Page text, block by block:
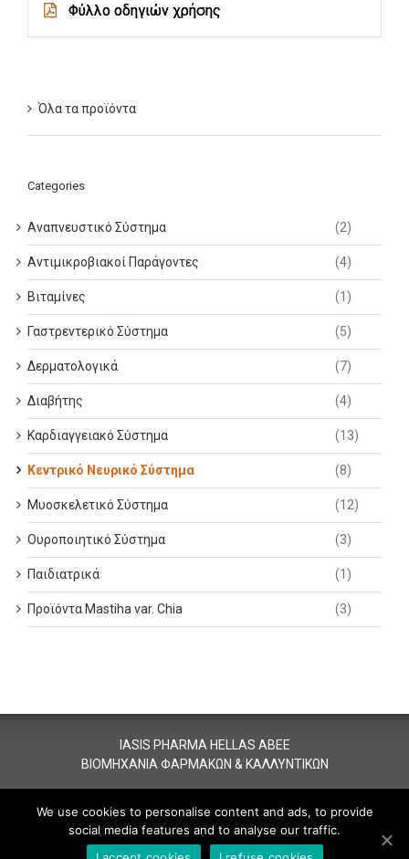
Φύλλο οδηγιών χρήσης
Όλα τα προϊόντα
Categories
Αναπνευστικό Σύστημα (2)
Αντιμικροβιακοί Παράγοντες (4)
Βιταμίνες (1)
Γαστρεντερικό Σύστημα (5)
Δερματολογικά (7)
Διαβήτης (4)
Καρδιαγγειακό Σύστημα (13)
Κεντρικό Νευρικό Σύστημα (8)
Μυοσκελετικό Σύστημα (12)
Ουροποιητικό Σύστημα (3)
Παιδιατρικά (1)
Προϊόντα Mastiha var. Chia (3)
IASIS PHARMA HELLAS ABEE
BIOMHXANIΑ ΦΑΡΜΑΚΩΝ & ΚΑΛΛΥΝΤΙΚΩN
All rights reserved - Copyright 2016 Iasis Pharma. Designed &
Developed by JUST
We use cookies to personalise content and ads, to provide
social media features and to analyse our traffic.